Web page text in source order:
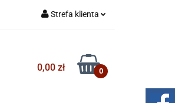
Strefa klienta
Zarejestruj się
Dodaj zgłoszenie
0,00 zł 0